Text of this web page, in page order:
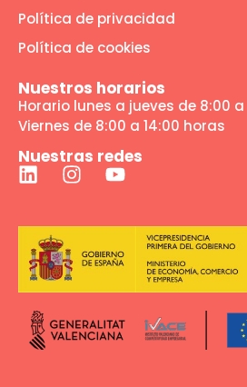
Política de privacidad
Política de cookies
Nuestros horarios
Horario lunes a jueves de 8:00 a
Viernes de 8:00 a 14:00 horas
Nuestras redes